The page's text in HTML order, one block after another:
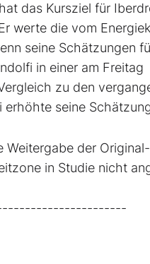
das Kursziel für
werte die vom
seine Schätzungen
in einer am Freitag
zu den
erhöhte seine
Weitergabe der
in Studie nicht
-----------------------